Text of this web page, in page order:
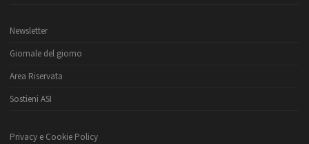
Newsletter
Giornale del giorno
Area Riservata
Sostieni ASI
Privacy e Cookie Policy